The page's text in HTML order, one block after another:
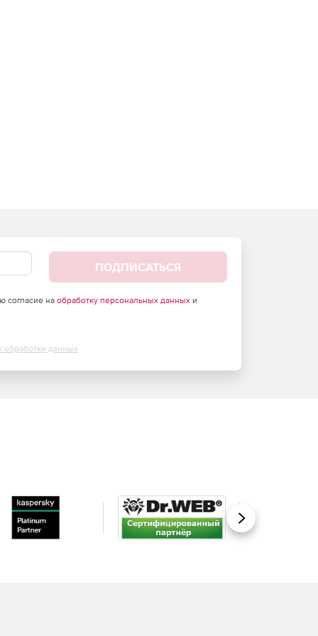
ПОДПИСАТЬСЯ
согласие на обработку персональных данныхи
обработки данных
Вперед